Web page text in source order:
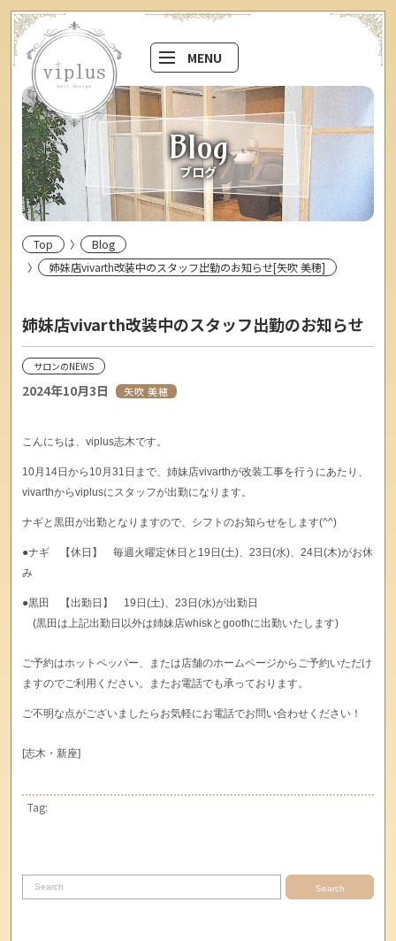
MENU
Blog
ブログ
Top
Blog
姉妹店vivarth改装中のスタッフ出勤のお知らせ[矢吹 美穂]
姉妹店vivarth改装中のスタッフ出勤のお知らせ
サロンのNEWS
2024年10月3日 矢吹 美穂
こんにちは、viplus志木です。
10月14日から10月31日まで、姉妹店vivarthが改装工事を行うにあたり、
vivarthからviplusにスタッフが出勤になります。
ナギと黒田が出勤となりますので、シフトのお知らせをします(^^)
●ナギ 【休日】 毎週火曜定休日と19日(土)、23日(水)、24日(木)がお休
み
●黒田 【出勤日】 19日(土)、23日(水)が出勤日
(黒田は上記出勤日以外は姉妹店whiskとgoothに出勤いたします)
ご予約はホットペッパー、または店舗のホームページからご予約いただけ
ますのでご利用ください。またお電話でも承っております。
ご不明な点がございましたらお気軽にお電話でお問い合わせください！
[志木・新座]
Tag:
Search